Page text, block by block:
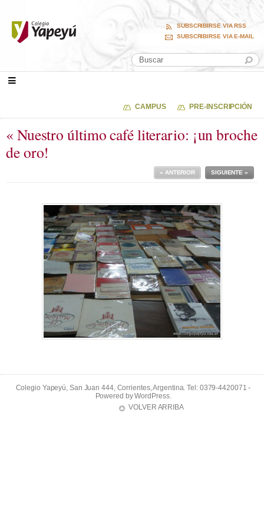
SUBSCRIBIRSE VIA RSS
SUBSCRIBIRSE VIA E-MAIL
CAMPUS PRE-INSCRIPCIÓN
« Nuestro último café literario: ¡un broche
de oro!
SIGUIENTE »
« ANTERIOR
Colegio Yapeyú, San Juan 444, Corrientes, Argentina. Tel: 0379-4420071 -
Powered byWordPress.
VOLVER ARRIBA